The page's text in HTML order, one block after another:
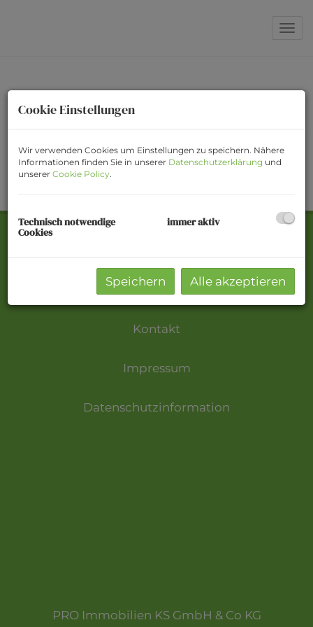
Unser Angebot an
Penthäusern &
Luxuswohnungen
Alle Immobilien
Kontakt
Impressum
Datenschutzinformation
PRO Immobilien KS GmbH & Co KG
Cookie Einstellungen
Wir verwenden Cookies um Einstellungen zu speichern. Nähere
Informationen finden Sie in unserer Datenschutzerklärung und
unserer Cookie Policy.
Technisch notwendige
Cookies
immer aktiv
Speichern Alle akzeptieren